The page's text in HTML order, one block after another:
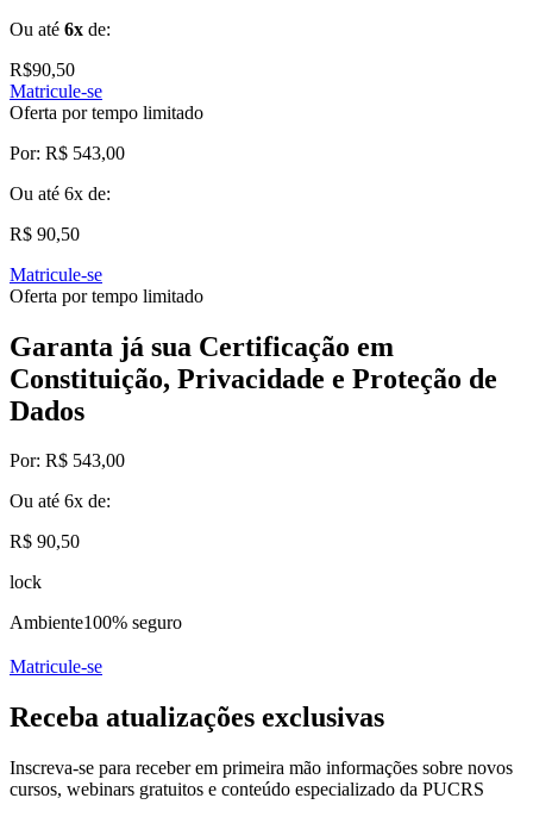
Ou até 6x de:
R$90,50
Matricule-se
Oferta por tempo limitado
Por: R$ 543,00
Ou até 6x de:
R$ 90,50
Matricule-se
Oferta por tempo limitado
Garanta já sua Certificação em
Constituição, Privacidade e Proteção de
Dados
Por: R$ 543,00
Ou até 6x de:
R$ 90,50
lock
Ambiente100% seguro
Matricule-se
Receba atualizações exclusivas
Inscreva-se para receber em primeira mão informações sobre novos
cursos, webinars gratuitos e conteúdo especializado da PUCRS